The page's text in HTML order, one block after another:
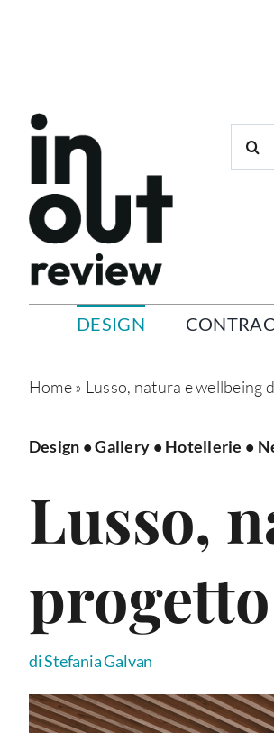
per:
DESIGN
Home» Lusso, natura e wellbeing
Design •Gallery • Hotellerie •
Lusso,
di Stefania Galvan